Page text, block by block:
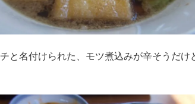
と名付けられた、モツ煮込みが辛そうだ